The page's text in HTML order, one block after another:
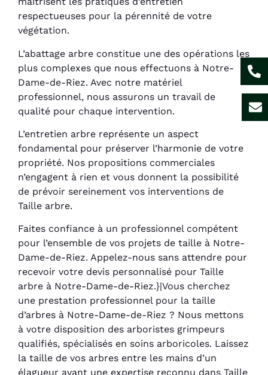
respectueuses pour la pérennité de votre
végétation.
L’abattage arbre constitue une des opérations les
plus complexes que nous effectuons à Notre-
Dame-de-Riez. Avec notre matériel
professionnel, nous assurons un travail de
qualité pour chaque intervention.
L’entretien arbre représente un aspect
fondamental pour préserver l’harmonie de votre
propriété. Nos propositions commerciales
n’engagent à rien et vous donnent la possibilité
de prévoir sereinement vos interventions de
Taille arbre.
Faites confiance à un professionnel compétent
pour l’ensemble de vos projets de taille à Notre-
Dame-de-Riez. Appelez-nous sans attendre pour
recevoir votre devis personnalisé pour Taille
arbre à Notre-Dame-de-Riez.}|Vous cherchez
une prestation professionnel pour la taille
d’arbres à Notre-Dame-de-Riez ? Nous mettons
à votre disposition des arboristes grimpeurs
qualifiés, spécialisés en soins arboricoles. Laissez
la taille de vos arbres entre les mains d’un
élagueur ayant une expertise reconnu dans Taille